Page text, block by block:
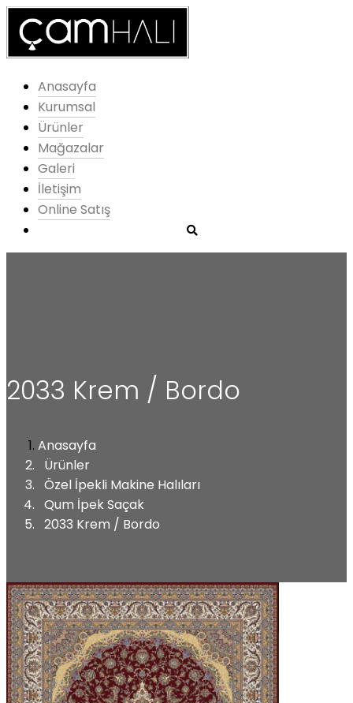
Anasayfa
Kurumsal
Ürünler
Mağazalar
Galeri
İletişim
Online Satış
2033 Krem / Bordo
Anasayfa
Ürünler
Özel İpekli Makine Halıları
Qum İpek Saçak
2033 Krem / Bordo